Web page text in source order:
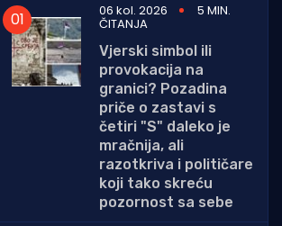
06 kol. 2026 5 MIN.
ČITANJA
Vjerski simbol ili
provokacija na
granici? Pozadina
priče o zastavi s
četiri "S" daleko je
mračnija, ali
razotkriva i političare
koji tako skreću
pozornost sa sebe